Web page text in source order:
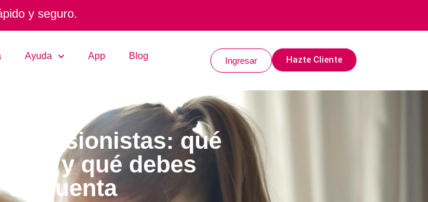
y seguro.
Ayuda App Blog Ingresar Hazte Cliente
pensionistas: qué
y qué debes
en cuenta